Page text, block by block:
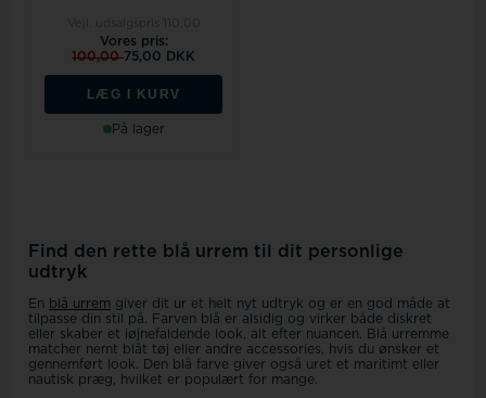
Vores pris:
100,0075,00 DKK
LÆG I KURV
På lager
Find den rette blå urrem til dit personlige
udtryk
En blå urrem giver dit ur et helt nyt udtryk og er en god måde at
tilpasse din stil på. Farven blå er alsidig og virker både diskret
eller skaber et iøjnefaldende look, alt efter nuancen. Blå urremme
matcher nemt blåt tøj eller andre accessories, hvis du ønsker et
gennemført look. Den blå farve giver også uret et maritimt eller
nautisk præg, hvilket er populært for mange.